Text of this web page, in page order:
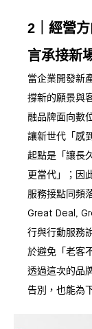
2｜經營
言承接新
當企業開發新
撐新的願景與
融品牌面向數
讓新世代「感
起點是「讓長
更當代」；因
服務接點同頻
Great Deal,
行與行動服務
於避免「老客
透過這次的品
告別，也能為